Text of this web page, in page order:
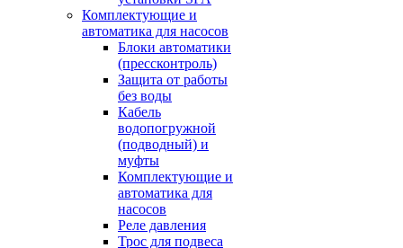
Комплектующие и
автоматика для насосов
Блоки автоматики
(прессконтроль)
Защита от работы
без воды
Кабель
водопогружной
(подводный) и
муфты
Комплектующие и
автоматика для
насосов
Реле давления
Трос для подвеса